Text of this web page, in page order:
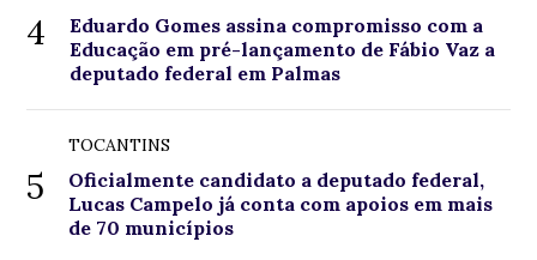
4
Eduardo Gomes assina compromisso com a
Educação em pré-lançamento de Fábio Vaz a
deputado federal em Palmas
5
TOCANTINS
Oficialmente candidato a deputado federal,
Lucas Campelo já conta com apoios em mais
de 70 municípios